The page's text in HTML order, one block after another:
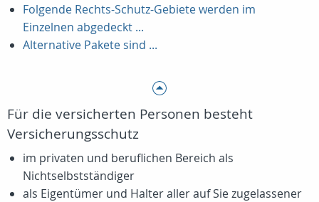
Folgende Rechts-Schutz-Gebiete werden im
Einzelnen abgedeckt ...
Alternative Pakete sind ...
Für die versicherten Personen besteht
Versicherungsschutz
im privaten und beruflichen Bereich als
Nichtselbstständiger
als Eigentümer und Halter aller auf Sie zugelassener